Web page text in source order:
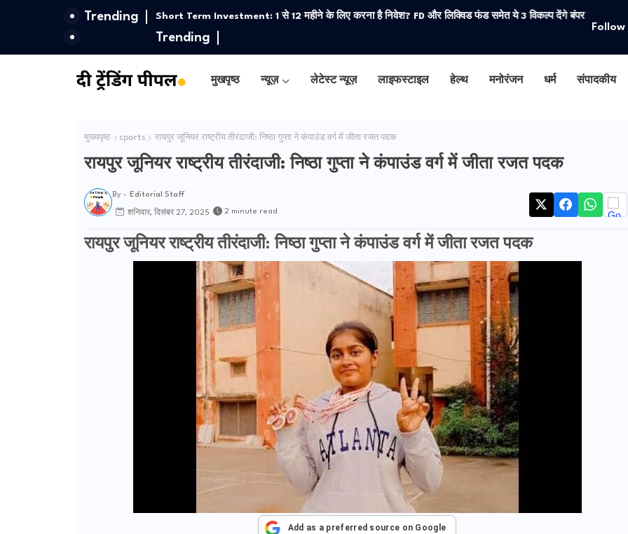
Trending Short Term Investment: 1 से 12 महीने के लिए करना है निवेश? FD और लिक्विड फंड समेत ये 3 विकल्प देंगे बंपर
रिटर्न
Trending
Follow
मुखपृष्ठ न्यूज़ लेटेस्ट न्यूज़ लाइफस्टाइल हेल्थ मनोरंजन धर्म संपादकीय
मुख्यपृष्ठ sports रायपुर जूनियर राष्ट्रीय तीरंदाजी: निष्ठा गुप्ता ने कंपाउंड वर्ग में जीता रजत पदक
रायपुर जूनियर राष्ट्रीय तीरंदाजी: निष्ठा गुप्ता ने कंपाउंड वर्ग में जीता रजत पदक
By - Editorial Staff
शनिवार, दिसंबर 27, 2025 2 minute read
रायपुर जूनियर राष्ट्रीय तीरंदाजी: निष्ठा गुप्ता ने कंपाउंड वर्ग में जीता रजत पदक
Add as a preferred source on Google